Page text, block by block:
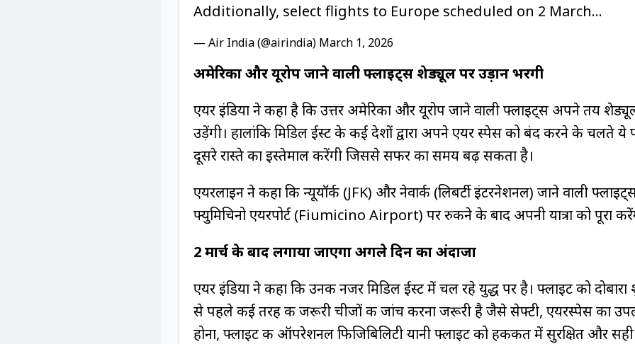
Additionally, select flights to Europe scheduled on 2 March…
— Air India (@airindia) March 1, 2026
अमेरिका और यूरोप जाने वाली फ्लाइट्स शेड्यूल पर उड़ान भरेंगी
एयर इंडिया ने कहा है कि उत्तर अमेरिका और यूरोप जाने वाली फ्लाइट्स अपने तय
उड़ेंगी। हालांकि मिडिल ईस्ट के कई देशों द्वारा अपने एयर स्पेस को बंद करने के चलते ये
दूसरे रास्ते का इस्तेमाल करेंगी जिससे सफर का समय बढ़ सकता है।
एयरलाइन ने कहा कि न्यूयॉर्क (JFK) और नेवार्क (लिबर्टी इंटरनेशनल) जाने वाली
फ्युमिचिनो एयरपोर्ट (Fiumicino Airport) पर रुकने के बाद अपनी यात्रा को पूरा
2 मार्च के बाद लगाया जाएगा अगले दिन का अंदाजा
एयर इंडिया ने कहा कि उनकी नजर मिडिल ईस्ट में चल रहे युद्ध पर है। फ्लाइट को
से पहले कई तरह की जरूरी चीजों की जांच करना जरूरी है जैसे सेफ्टी, एयरस्पेस का
होना, फ्लाइट की ऑपरेशनल फिजिबिलिटी यानी फ्लाइट को हकीकत में सुरक्षित और